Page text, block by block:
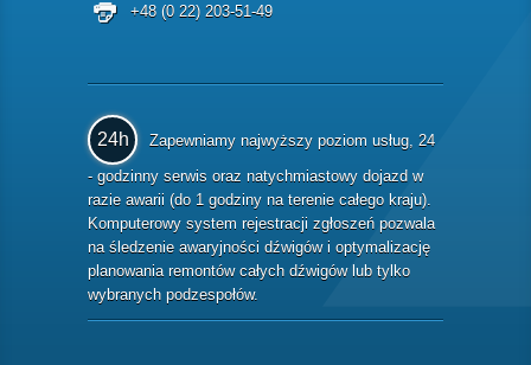
+48 (0 22) 203-51-49
24h
Zapewniamy najwyższy poziom usług, 24
- godzinny serwis oraz natychmiastowy dojazd w
razie awarii (do 1 godziny na terenie całego kraju).
Komputerowy system rejestracji zgłoszeń pozwala
na śledzenie awaryjności dźwigów i optymalizację
planowania remontów całych dźwigów lub tylko
wybranych podzespołów.